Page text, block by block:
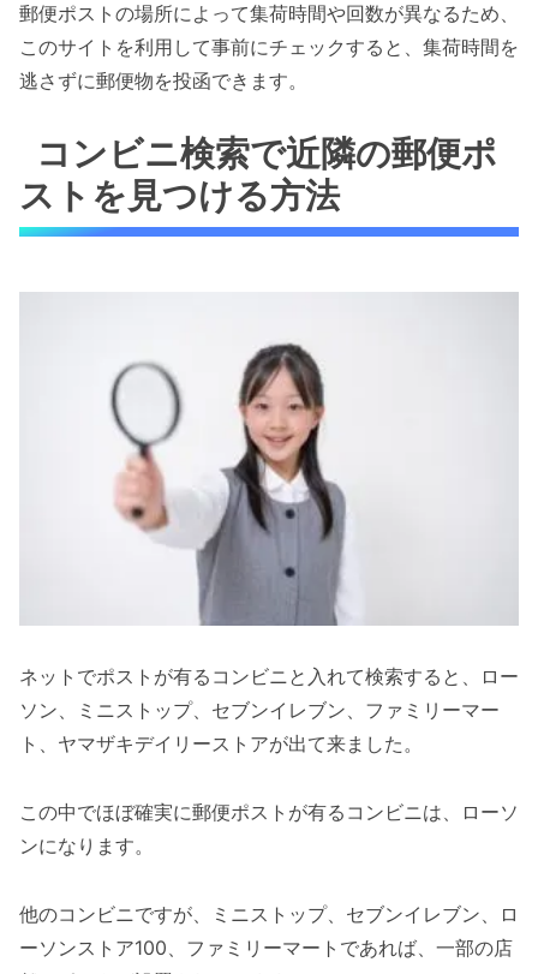
郵便ポストの場所によって集荷時間や回数が異なるため、
このサイトを利用して事前にチェックすると、集荷時間を
逃さずに郵便物を投函できます。
コンビニ検索で近隣の郵便ポ
ストを見つける方法
ネットでポストが有るコンビニと入れて検索すると、ロー
ソン、ミニストップ、セブンイレブン、ファミリーマー
ト、ヤマザキデイリーストアが出て来ました。
この中でほぼ確実に郵便ポストが有るコンビニは、ローソ
ンになります。
他のコンビニですが、ミニストップ、セブンイレブン、ロ
ーソンストア100、ファミリーマートであれば、一部の店